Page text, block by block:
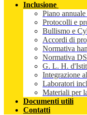
Inclusione
Piano
Protocolli e
Bullismo e
Accordi di
Normativa
Normativa
G. L. H.
Integrazione
Laboratori
Materiali per
Documenti utili
Contatti